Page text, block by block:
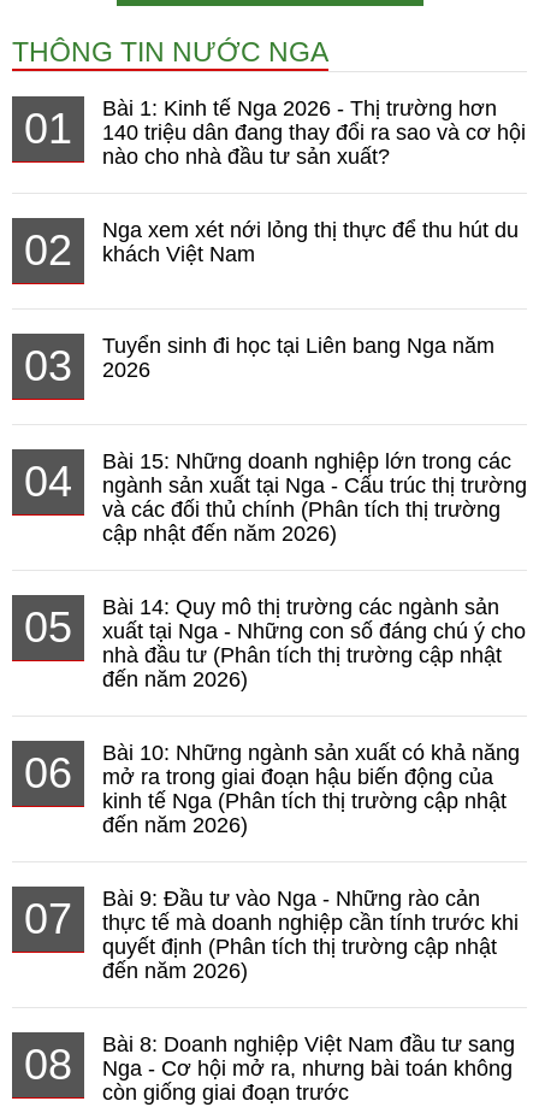
THÔNG TIN NƯỚC NGA
01
Bài 1: Kinh tế Nga 2026 - Thị trường hơn
140 triệu dân đang thay đổi ra sao và cơ hội
nào cho nhà đầu tư sản xuất?
02
Nga xem xét nới lỏng thị thực để thu hút du
khách Việt Nam
03
Tuyển sinh đi học tại Liên bang Nga năm
2026
04
Bài 15: Những doanh nghiệp lớn trong các
ngành sản xuất tại Nga - Cấu trúc thị trường
và các đối thủ chính (Phân tích thị trường
cập nhật đến năm 2026)
05
Bài 14: Quy mô thị trường các ngành sản
xuất tại Nga - Những con số đáng chú ý cho
nhà đầu tư (Phân tích thị trường cập nhật
đến năm 2026)
06
Bài 10: Những ngành sản xuất có khả năng
mở ra trong giai đoạn hậu biến động của
kinh tế Nga (Phân tích thị trường cập nhật
đến năm 2026)
07
Bài 9: Đầu tư vào Nga - Những rào cản
thực tế mà doanh nghiệp cần tính trước khi
quyết định (Phân tích thị trường cập nhật
đến năm 2026)
08
Bài 8: Doanh nghiệp Việt Nam đầu tư sang
Nga - Cơ hội mở ra, nhưng bài toán không
còn giống giai đoạn trước